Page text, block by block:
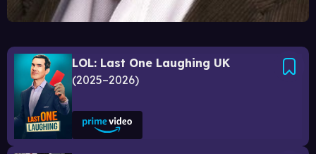
LOL: Last One Laughing UK
2025–2026